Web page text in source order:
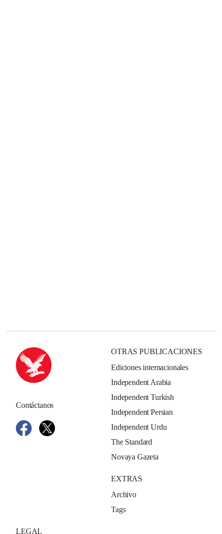
Contáctanos
OTRAS PUBLICACIONES
Ediciones internacionales
Independent Arabia
Independent Turkish
Independent Persian
Independent Urdu
The Standard
Novaya Gazeta
EXTRAS
Archivo
Tags
LEGAL